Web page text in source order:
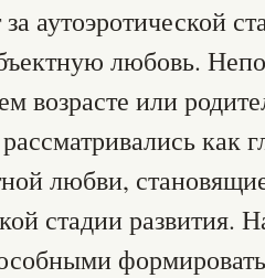
аутоэротической
любовь.
возрасте или
как
любви,
стадии развития.